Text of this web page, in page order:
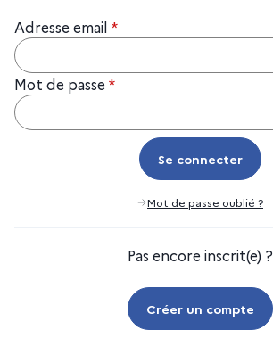
Adresse email *
Mot de passe *
Se connecter
Se connecter
Mot de passe oublié ?
Pas encore inscrit(e) ?
Créer un compte